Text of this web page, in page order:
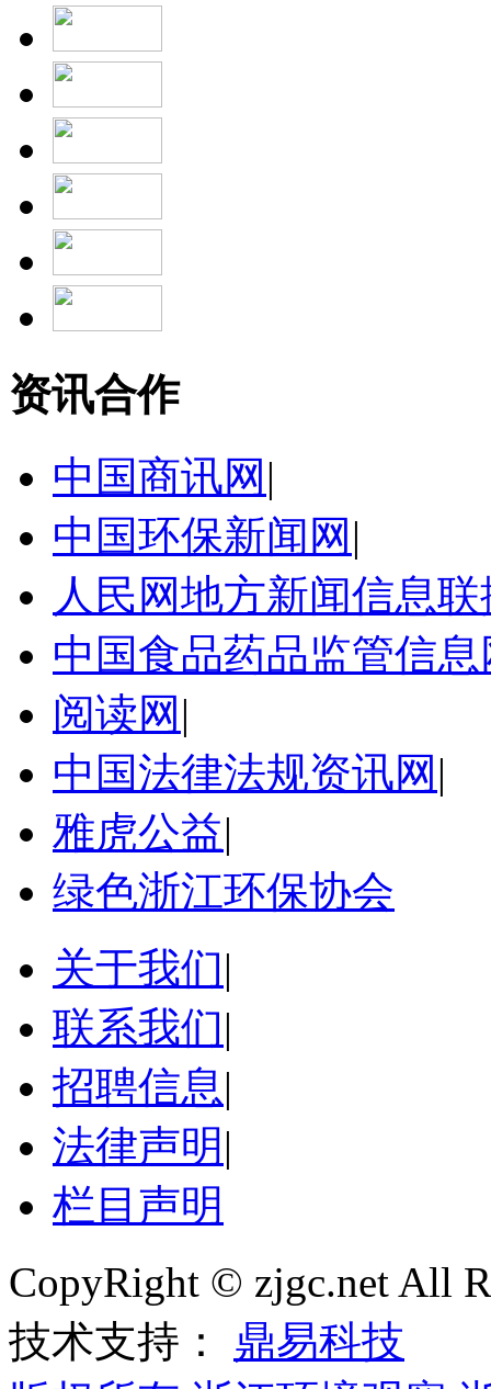
资讯合作
中国商讯网 |
中国环保新闻网 |
人民网地方新闻信息联
中国食品药品监管信息
阅读网 |
中国法律法规资讯网 |
雅虎公益|
绿色浙江环保协会
关于我们|
联系我们|
招聘信息|
法律声明 |
栏目声明
CopyRight © zjgc.net All
技术支持： 鼎易科技